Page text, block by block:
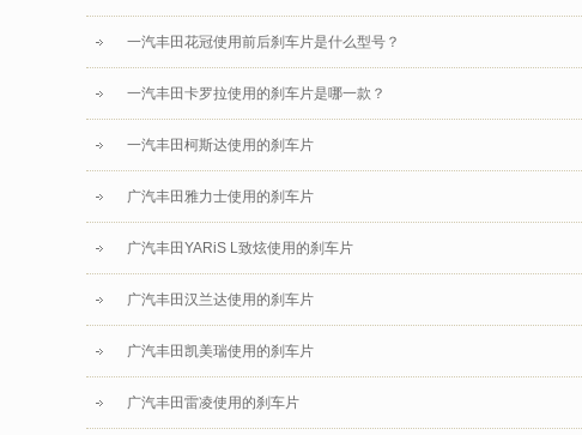
一汽丰田花冠使用前后刹车片是什么型号？
一汽丰田卡罗拉使用的刹车片是哪一款？
一汽丰田柯斯达使用的刹车片
广汽丰田雅力士使用的刹车片
广汽丰田YARiS L致炫使用的刹车片
广汽丰田汉兰达使用的刹车片
广汽丰田凯美瑞使用的刹车片
广汽丰田雷凌使用的刹车片